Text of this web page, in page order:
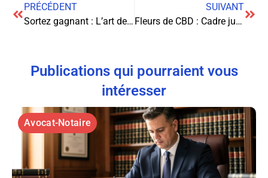
PRÉCÉDENT
Sortez gagnant : L’art de négocier votre clause de sortie en bail commercial
SUIVANT
Fleurs de CBD : Cadre juridique et défis opérationnels pour la logistique et le stockage
Publications qui pourraient vous
intéresser
Avocat-Notaire